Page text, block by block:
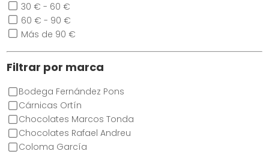
30 € - 60 €
60 € - 90 €
Más de 90 €
Filtrar por marca
Bodega Fernández Pons
Cárnicas Ortín
Chocolates Marcos Tonda
Chocolates Rafael Andreu
Coloma García